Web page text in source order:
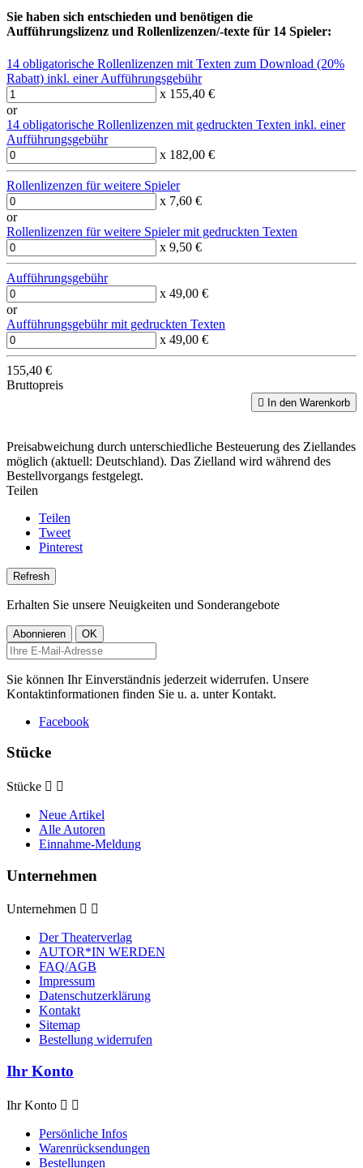
Sie haben sich entschieden und benötigen die
Aufführungslizenz und Rollenlizenzen/-texte für 14 Spieler:
14 obligatorische Rollenlizenzen mit Texten zum Download (20%
Rabatt) inkl. einer Aufführungsgebühr
x 155,40 €
or
14 obligatorische Rollenlizenzen mit gedruckten Texten inkl. einer
Aufführungsgebühr
x 182,00 €
Rollenlizenzen für weitere Spieler
x 7,60 €
or
Rollenlizenzen für weitere Spieler mit gedruckten Texten
x 9,50 €
Aufführungsgebühr
x 49,00 €
or
Aufführungsgebühr mit gedruckten Texten
x 49,00 €
155,40 €
Bruttopreis
 In den Warenkorb
Preisabweichung durch unterschiedliche Besteuerung des Ziellandes
möglich (aktuell: Deutschland). Das Zielland wird während des
Bestellvorgangs festgelegt.
Teilen
Teilen
Tweet
Pinterest
Erhalten Sie unsere Neuigkeiten und Sonderangebote
Sie können Ihr Einverständnis jederzeit widerrufen. Unsere
Kontaktinformationen finden Sie u. a. unter Kontakt.
Facebook
Stücke
Stücke  
Neue Artikel
Alle Autoren
Einnahme-Meldung
Unternehmen
Unternehmen  
Der Theaterverlag
AUTOR*IN WERDEN
FAQ/AGB
Impressum
Datenschutzerklärung
Kontakt
Sitemap
Bestellung widerrufen
Ihr Konto
Ihr Konto  
Persönliche Infos
Warenrücksendungen
Bestellungen